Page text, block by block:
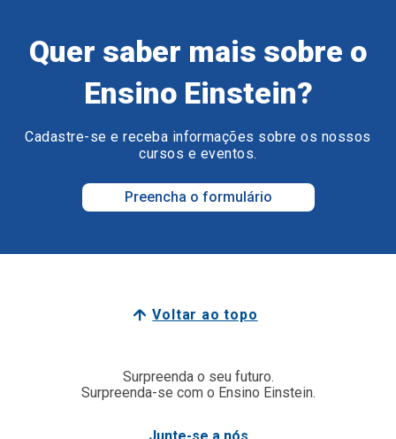
Quer saber mais sobre o
Ensino Einstein?
Cadastre-se e receba informações sobre os nossos
cursos e eventos.
Preencha o formulário
Voltar ao topo
Surpreenda o seu futuro.
Surpreenda-se com o Ensino Einstein.